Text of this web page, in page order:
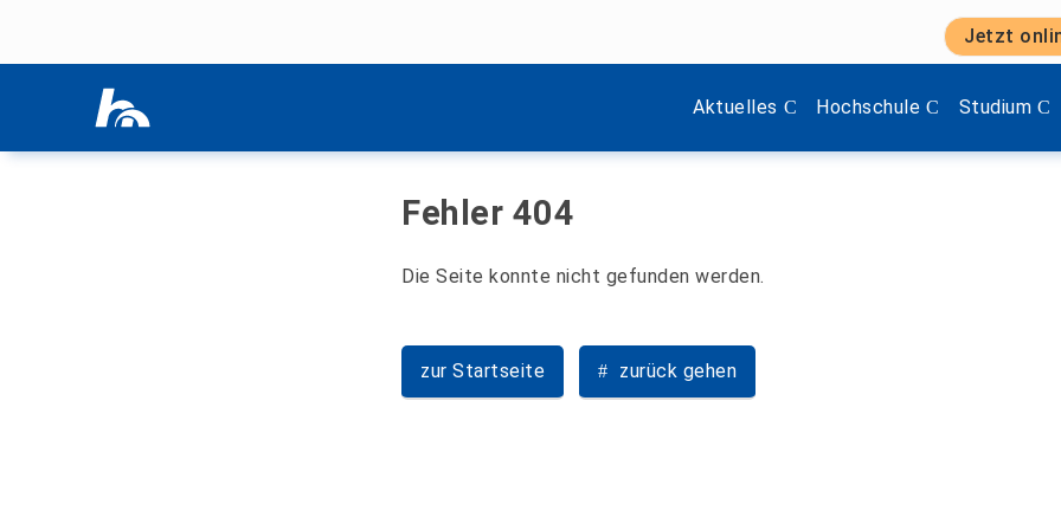
Jetzt
Aktuelles
Zeige Menü-Unterpunkte von 'Aktuelles'.
Hochschule
Zeige Menü-Unterpunkte
Studium
Zeige
Fehler 404
Die Seite konnte nicht gefunden werden.
zur Startseite zurück gehen